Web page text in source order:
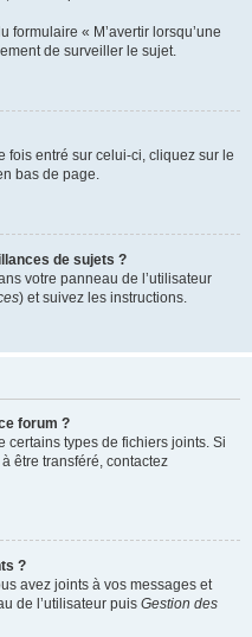
formulaire « M’avertir lorsqu’une
de surveiller le sujet.
fois entré sur celui-ci, cliquez sur le
bas de page.
de sujets ?
votre panneau de l’utilisateur
) et suivez les instructions.
forum ?
certains types de fichiers joints. Si
être transféré, contactez
?
avez joints à vos messages et
de l’utilisateur puis Gestion des